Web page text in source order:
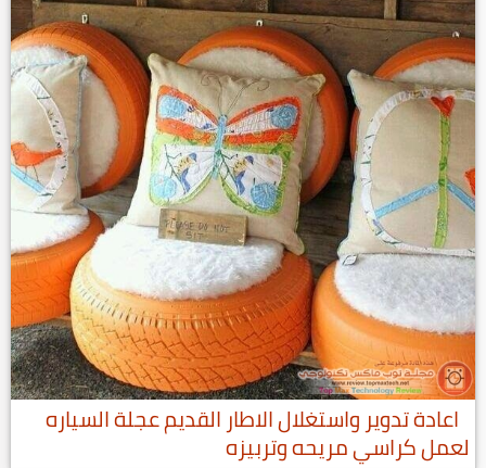
اعادة تدوير واستغلال الاطار القديم عجلة السياره
لعمل كراسي مريحه وتربيزه